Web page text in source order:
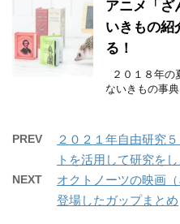
アニメ「ざ
いきもの紹
る！
２０１８年の
ないきもの事
PREV
２０２１年自由研究
トを活用して研究を
NEXT
オクトノーツの映画
登場したガップまとめ